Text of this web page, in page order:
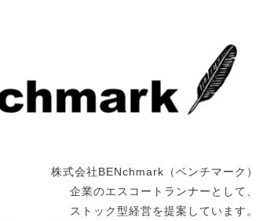
株式会社BENchmark（ベンチマーク）
企業のエスコートランナーとして、
ストック型経営を提案しています。